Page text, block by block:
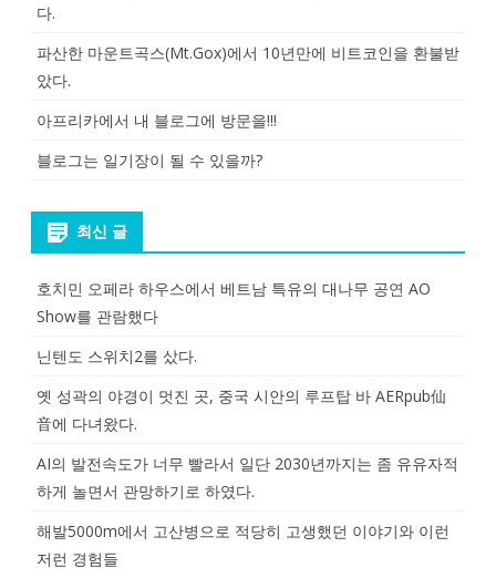
다.
파산한 마운트곡스(Mt.Gox)에서 10년만에 비트코인을 환불받
았다.
아프리카에서 내 블로그에 방문을!!!
블로그는 일기장이 될 수 있을까?
최신 글
호치민 오페라 하우스에서 베트남 특유의 대나무 공연 AO
Show를 관람했다
닌텐도 스위치2를 샀다.
옛 성곽의 야경이 멋진 곳, 중국 시안의 루프탑 바 AERpub仙
音에 다녀왔다.
AI의 발전속도가 너무 빨라서 일단 2030년까지는 좀 유유자적
하게 놀면서 관망하기로 하였다.
해발5000m에서 고산병으로 적당히 고생했던 이야기와 이런
저런 경험들